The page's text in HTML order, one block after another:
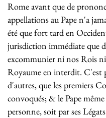
Rome avant que de
appellations au Pape n'a
été que fort tard en
jurisdiction immédiate que
excommunier ni nos Rois
Royaume en interdit. C'est
d'autres, que les premiers
convoqués; & le Pape
personne, soit par ses